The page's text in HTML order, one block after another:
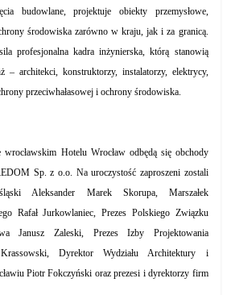
budowlane, projektuje obiekty przemysłowe,
środowiska zarówno w kraju, jak i za granicą.
profesjonalna kadra inżynierska, którą stanowią
– architekci, konstruktorzy, instalatorzy, elektrycy,
przeciwhałasowej i ochrony środowiska.
Hotelu Wrocław odbędą się obchody
Sp. z o.o. Na uroczystość zaproszeni zostali
Aleksander Marek Skorupa, Marszałek
Rafał Jurkowlaniec, Prezes Polskiego Związku
Janusz Zaleski, Prezes Izby Projektowania
Dyrektor Wydziału Architektury i
Piotr Fokczyński oraz prezesi i dyrektorzy firm